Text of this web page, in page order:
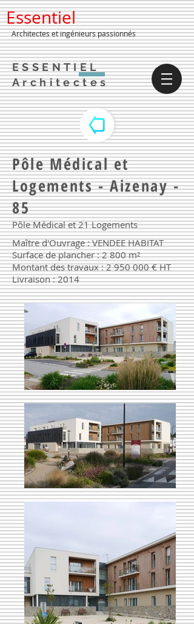
Essentiel
Architectes et ingénieurs passionnés
ESSENTIEL
Architectes
Pôle Médical et
Logements - Aizenay -
85
Pôle Médical et 21 Logements
Maître d'Ouvrage : VENDEE HABITAT
Surface de plancher : 2 800 m²
Montant des travaux :2 950 000€ HT
Livraison : 2014